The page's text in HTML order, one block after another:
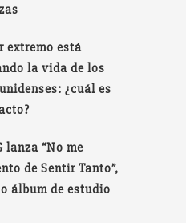
extremo está
la vida de los
¿cuál es
lanza “No me
de Sentir Tanto”,
álbum de estudio